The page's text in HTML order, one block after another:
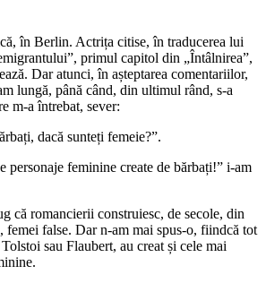
în Berlin. Actrița citise, în traducerea lui
primul capitol din „Întâlnirea”,
Dar atunci, în așteptarea comentariilor,
lungă, până când, din ultimul rând, s-a
m-a întrebat, sever:
dacă sunteți femeie?”.
personaje feminine create de bărbați!” i-am
că romancierii construiesc, de secole, din
femei false. Dar n-am mai spus-o, fiindcă tot
sau Flaubert, au creat și cele mai